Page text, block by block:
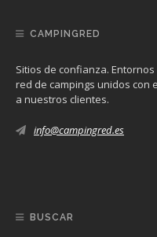
CAMPINGRED
Sitios de confianza.
red de campings unidos con
a nuestros clientes.
info@campingred.es
BUSCAR